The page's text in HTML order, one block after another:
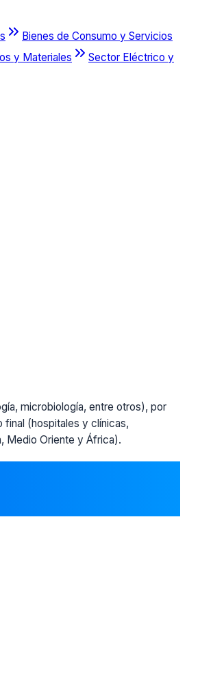
Bienes de Consumo y Servicios
y Materiales
Sector Eléctrico y
microbiología, entre otros), por
(hospitales y clínicas,
Medio Oriente y África).